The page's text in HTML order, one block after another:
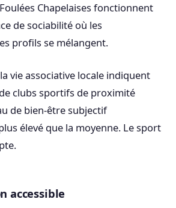
Chapelaises fonctionnent
de sociabilité où les
profils se mélangent.
vie associative locale indiquent
clubs sportifs de proximité
de bien-être subjectif
élevé que la moyenne. Le sport
accessible